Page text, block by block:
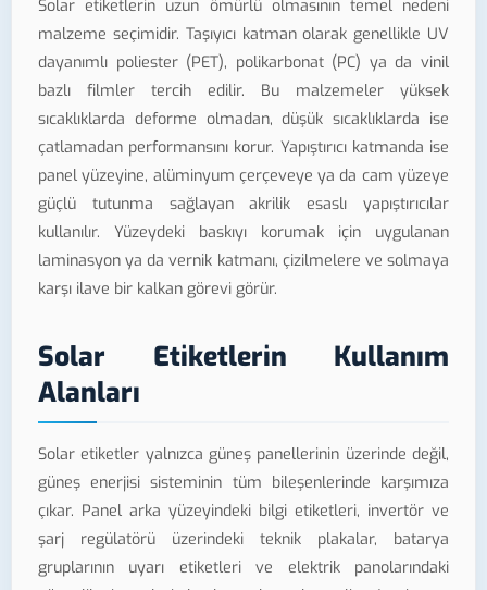
Solar etiketlerin uzun ömürlü olmasının temel nedeni
malzeme seçimidir. Taşıyıcı katman olarak genellikle UV
dayanımlı poliester (PET), polikarbonat (PC) ya da vinil
bazlı filmler tercih edilir. Bu malzemeler yüksek
sıcaklıklarda deforme olmadan, düşük sıcaklıklarda ise
çatlamadan performansını korur. Yapıştırıcı katmanda ise
panel yüzeyine, alüminyum çerçeveye ya da cam yüzeye
güçlü tutunma sağlayan akrilik esaslı yapıştırıcılar
kullanılır. Yüzeydeki baskıyı korumak için uygulanan
laminasyon ya da vernik katmanı, çizilmelere ve solmaya
karşı ilave bir kalkan görevi görür.
Solar Etiketlerin Kullanım
Alanları
Solar etiketler yalnızca güneş panellerinin üzerinde değil,
güneş enerjisi sisteminin tüm bileşenlerinde karşımıza
çıkar. Panel arka yüzeyindeki bilgi etiketleri, invertör ve
şarj regülatörü üzerindeki teknik plakalar, batarya
gruplarının uyarı etiketleri ve elektrik panolarındaki